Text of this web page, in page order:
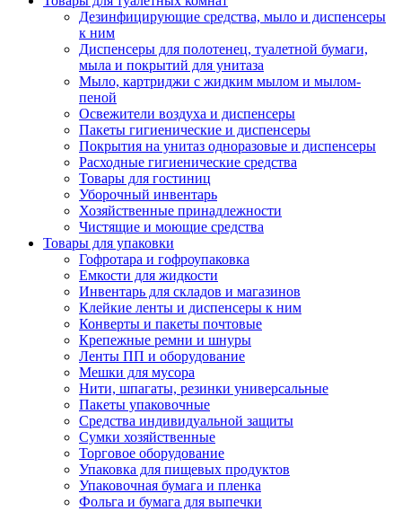
Дезинфицирующие средства, мыло и диспенсеры
к ним
Диспенсеры для полотенец, туалетной бумаги,
мыла и покрытий для унитаза
Мыло, картриджи с жидким мылом и мылом-
пеной
Освежители воздуха и диспенсеры
Пакеты гигиенические и диспенсеры
Покрытия на унитаз одноразовые и диспенсеры
Расходные гигиенические средства
Товары для гостиниц
Уборочный инвентарь
Хозяйственные принадлежности
Чистящие и моющие средства
Товары для упаковки
Гофротара и гофроупаковка
Емкости для жидкости
Инвентарь для складов и магазинов
Клейкие ленты и диспенсеры к ним
Конверты и пакеты почтовые
Крепежные ремни и шнуры
Ленты ПП и оборудование
Мешки для мусора
Нити, шпагаты, резинки универсальные
Пакеты упаковочные
Средства индивидуальной защиты
Сумки хозяйственные
Торговое оборудование
Упаковка для пищевых продуктов
Упаковочная бумага и пленка
Фольга и бумага для выпечки